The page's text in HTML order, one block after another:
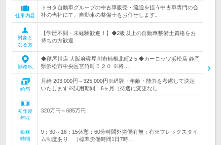
仕事内容
トヨタ自動車グループの中古車販売・流通を担う中古車専門の会
社の当社にて、自動車の整備士をお任せします。
対象と
なる方
【学歴不問・未経験歓迎！】◆2級以上の自動車整備士資格をお
持ちの方歓迎
勤務地
◆寝屋川店 大阪府寝屋川市楠根北町2-5 ◆カーロッツ浜松店 静岡
県浜松市中央区宮竹町５２０ ※将…
給与
月給 203,000円～325,000円※経験・年齢・能力を考慮して決定
いたします※試用期間：6ヶ月（待遇に変更なし…
初年度
年収
320万円～685万円
勤務
時間
9：30～18：15休憩：60分時間外労働有無：有※フレックスタイ
ム制度あり （標準労働時間1日7時…